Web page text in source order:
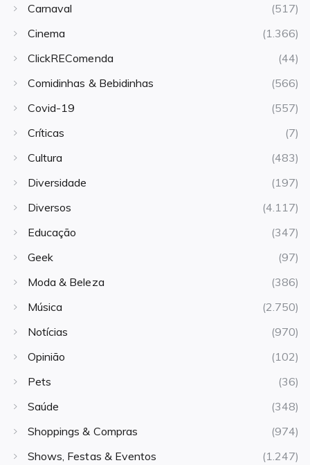
Carnaval
(517)
Cinema
(1.366)
ClickREComenda
(44)
Comidinhas & Bebidinhas
(566)
Covid-19
(557)
Críticas
(7)
Cultura
(483)
Diversidade
(197)
Diversos
(4.117)
Educação
(347)
Geek
(97)
Moda & Beleza
(386)
Música
(2.750)
Notícias
(970)
Opinião
(102)
Pets
(36)
Saúde
(348)
Shoppings & Compras
(974)
Shows, Festas & Eventos
(1.247)